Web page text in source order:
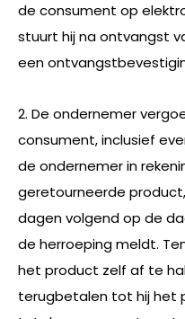
de consument op
stuurt hij na ontvangst
een
2. De ondernemer
consument, inclusief
de ondernemer in
geretourneerde
dagen volgend op de
de herroeping meldt.
het product zelf af te
terugbetalen tot hij het